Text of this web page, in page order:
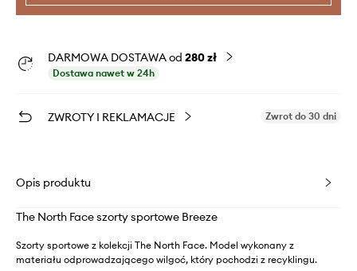
DARMOWA DOSTAWA od 280 zł
Dostawa nawet w 24h
ZWROTY I REKLAMACJE Zwrot do 30 dni
Opis produktu
The North Face szorty sportowe Breeze
Szorty sportowe z kolekcji The North Face. Model wykonany z
materiału odprowadzającego wilgoć, który pochodzi z recyklingu.